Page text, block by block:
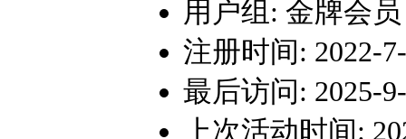
用户组: 金牌会员
注册时间: 2022-
最后访问: 2025-
上次活动时间: